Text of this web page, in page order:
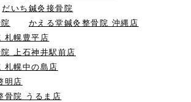
だいち鍼灸接骨院
かえる堂鍼灸整骨院 沖縄店
札幌豊平店
上石神井駅前店
札幌中の島店
明店
骨院 うるま店